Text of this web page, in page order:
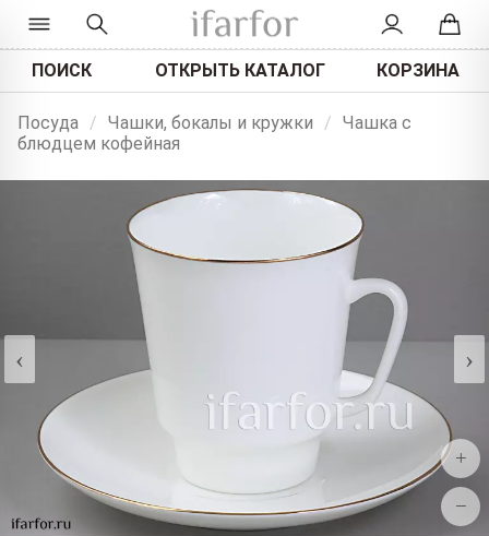
ПОИСК ОТКРЫТЬ КАТАЛОГ КОРЗИНА
Посуда / Чашки, бокалы и кружки / Чашка с
блюдцем кофейная
‹ ›
+
−